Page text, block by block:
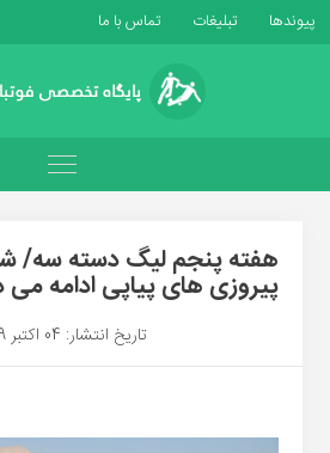
پیوندها تبلیغات تماس با ما
هفته پنجم لیگ دسته سه/
پیروزی های پیاپی ادامه
تاریخ انتشار: 04 اکتبر 2019